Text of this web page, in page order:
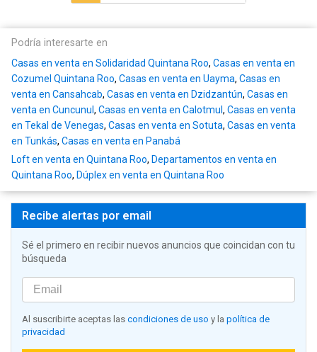
Podría interesarte en
Casas en venta en Solidaridad Quintana Roo, Casas en venta en
Cozumel Quintana Roo, Casas en venta en Uayma, Casas en
venta en Cansahcab, Casas en venta en Dzidzantún, Casas en
venta en Cuncunul , Casas en venta en Calotmul , Casas en venta
en Tekal de Venegas, Casas en venta en Sotuta, Casas en venta
en Tunkás, Casas en venta en Panabá
Loft en venta en Quintana Roo, Departamentos en venta en
Quintana Roo, Dúplex en venta en Quintana Roo
Recibe alertas por email
Sé el primero en recibir nuevos anuncios que coincidan con tu
búsqueda
Al suscribirte aceptas las condiciones de uso y la política de
privacidad